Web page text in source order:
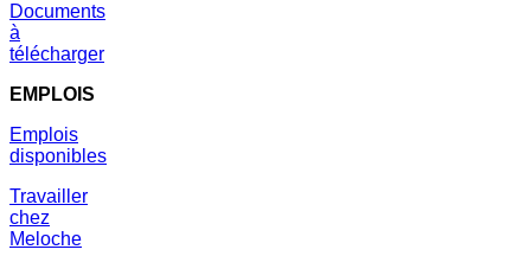
Documents
à
télécharger
EMPLOIS
Emplois
disponibles
Travailler
chez
Meloche